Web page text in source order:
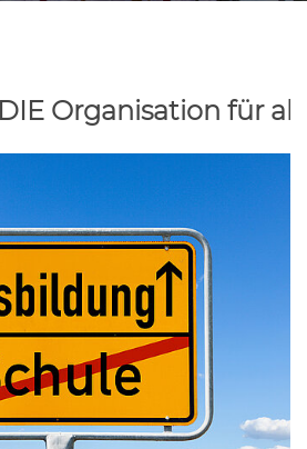
für alle jungen